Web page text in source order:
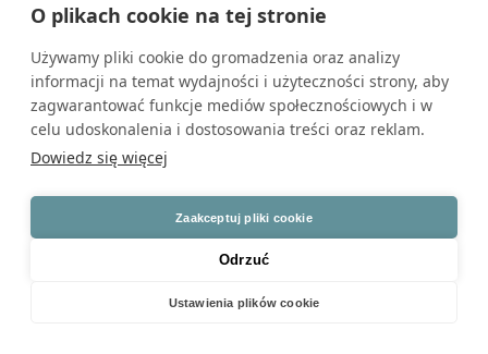
O plikach cookie na tej stronie
Używamy pliki cookie do gromadzenia oraz analizy
informacji na temat wydajności i użyteczności strony, aby
zagwarantować funkcje mediów społecznościowych i w
celu udoskonalenia i dostosowania treści oraz reklam.
Dowiedz się więcej
Zaakceptuj pliki cookie
Odrzuć
Ustawienia plików cookie